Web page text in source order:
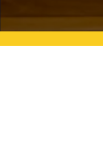
MEDIA